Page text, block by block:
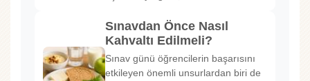
Sınavdan Önce Nasıl
Kahvaltı Edilmeli?
Sınav günü öğrencilerin başarısını
etkileyen önemli unsurlardan biri de